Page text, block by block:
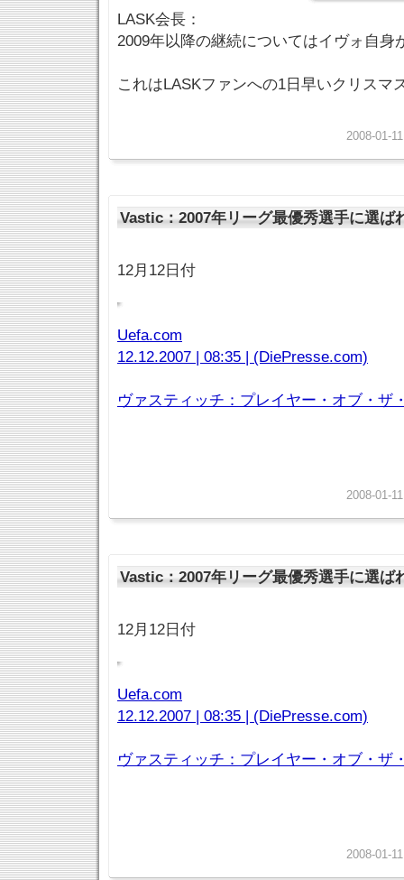
LASK会長：
2009年以降の継続についてはイヴォ自身
これはLASKファンへの1日早いクリスマ
2008-01-
Vastic：2007年リーグ最優秀選手に選ば
12月12日付
Uefa.com
12.12.2007 | 08:35 | (DiePresse.com)
ヴァスティッチ：プレイヤー・オブ・ザ
2008-01-
Vastic：2007年リーグ最優秀選手に選ば
12月12日付
Uefa.com
12.12.2007 | 08:35 | (DiePresse.com)
ヴァスティッチ：プレイヤー・オブ・ザ
2008-01-